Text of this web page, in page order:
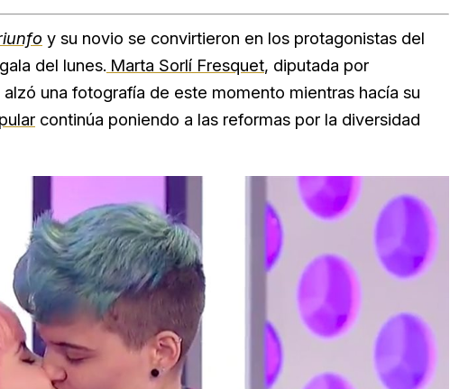
y su novio se convirtieron en los protagonistas del
del lunes. Marta Sorlí Fresquet, diputada por
alzó una fotografía de este momento mientras hacía su
continúa poniendo a las reformas por la diversidad